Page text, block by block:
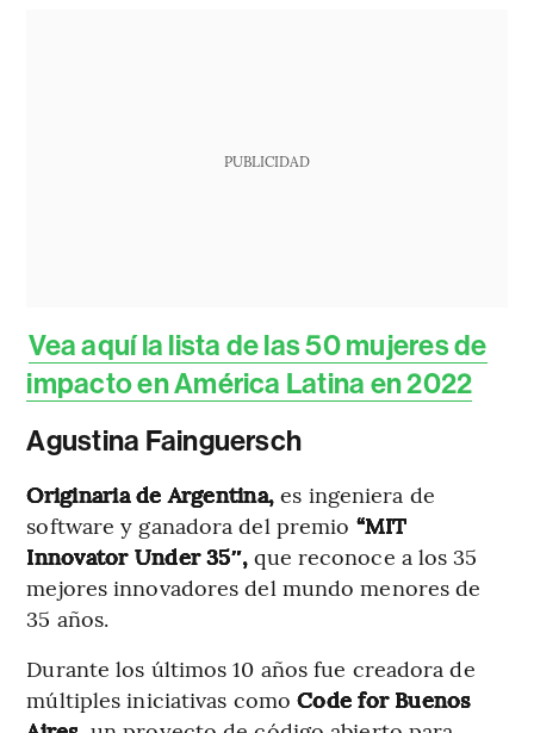
PUBLICIDAD
Vea aquí la lista de las 50 mujeres de
impacto en América Latina en 2022
Agustina Fainguersch
Originaria de Argentina,es ingeniera de
software y ganadora del premio “MIT
Innovator Under 35″,que reconoce a los 35
mejores innovadores del mundo menores de
35 años.
Durante los últimos 10 años fue creadora de
múltiples iniciativas comoCode for Buenos